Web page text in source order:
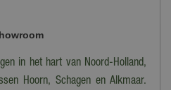
in het hart van Noord-Holland,
Hoorn, Schagen en Alkmaar.